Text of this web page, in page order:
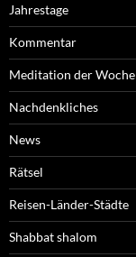
Jahrestage
Kommentar
Meditation der Woche
Nachdenkliches
News
Rätsel
Reisen-Länder-Städte
Shabbat shalom